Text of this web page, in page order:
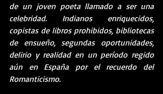
de un joven poeta llamado a ser una
celebridad. Indianos enriquecidos,
copistas de libros prohibidos, bibliotecas
de ensueño, segundas oportunidades,
delirio y realidad en un período regido
aún en España por el recuerdo del
Romanticismo.